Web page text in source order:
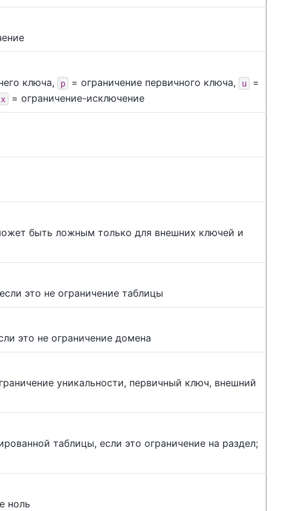
ключа, p = ограничение первичного ключа, u
=
x = ограничение-исключение
быть ложным только для внешних ключей и
это не ограничение таблицы
это не ограничение домена
уникальности, первичный ключ, внешний
таблицы, если это ограничение на раздел;
ноль